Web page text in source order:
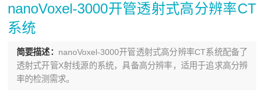
nanoVoxel-3000开管透射式高分辨率CT
系统
简要描述： nanoVoxel-3000开管透射式高分辨率CT系统配备了
透射式开管X射线源的系统，具备高分辨率，适用于追求高分辨
率的检测需求。